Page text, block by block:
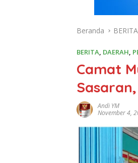
Beranda BERITA
BERITA, DAERAH,
Camat
Andi YM
November 4,